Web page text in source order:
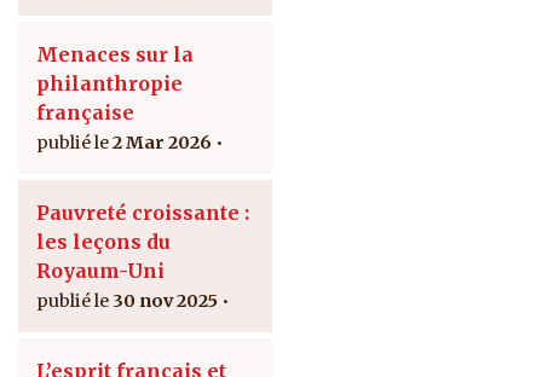
Menaces sur la
philanthropie
française
2 Mar 2026
Pauvreté croissante :
les leçons du
Royaum-Uni
30 nov 2025
L’esprit français et